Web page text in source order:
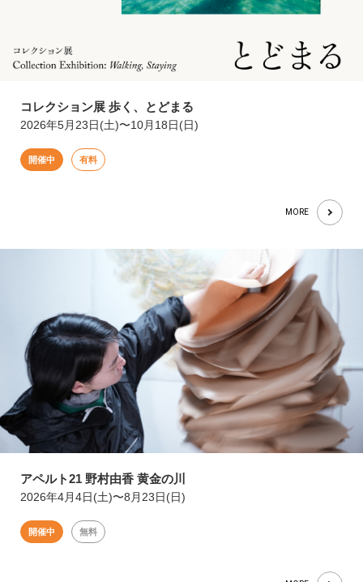
コレクション展 歩く、とどまる
2026年5月23日(土)〜10月18日(日)
開催中 有料
MORE
アペルト21 野村由香 黄金の川
2026年4月4日(土)〜8月23日(日)
開催中 無料